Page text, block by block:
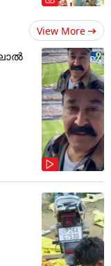
View More